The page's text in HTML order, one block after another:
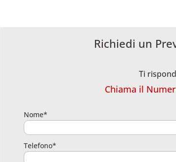
Richiedi un
Ti
Chiama il
Nome*
Telefono*